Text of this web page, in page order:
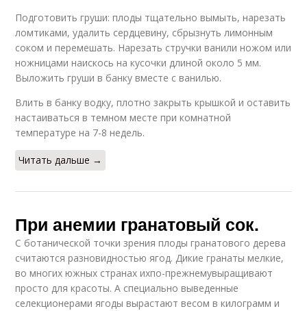
Подготовить груши: плоды тщательно вымыть, нарезать
ломтиками, удалить сердцевину, сбрызнуть лимонным
соком и перемешать. Нарезать стручки ванили ножом или
ножницами наискось на кусочки длиной около 5 мм.
Выложить груши в банку вместе с ванилью.
Влить в банку водку, плотно закрыть крышкой и оставить
настаиваться в темном месте при комнатной
температуре на 7-8 недель.
Читать дальше →
При анемии гранатовый сок.
С ботанической точки зрения плоды гранатового дерева
считаются разновидностью ягод. Дикие гранаты мелкие,
во многих южных странах ихпо-прежнемувыращивают
просто для красоты. А специально выведенные
селекционерами ягоды вырастают весом в килограмм и